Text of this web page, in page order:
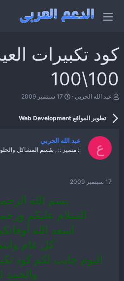
كود تكبيرات
100\100
ب
م
و
ض
عبد الله الحربي
ت
ي
ل
ب
17 سبتمبر 2009
تطوير المواقع Web Development
ع عبد الله الحربي
:: متميز :: , بقسم المشاكل
17 سبتمبر 2009
بسم الله
السلام عليكم
أسعد الله
كل عام
اليوم جايب لكم كود
والحمد